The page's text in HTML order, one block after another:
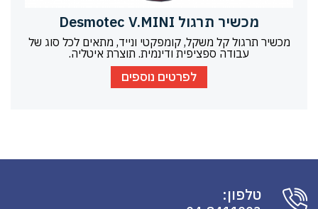
מכשיר תרגול Desmotec V.MINI
מכשיר תרגול קל משקל, קומפקטי ונייד, מתאים לכל סוג של
עבודה ספציפית ודינמית. תוצרת איטליה.
לפרטים נוספים
טלפון: